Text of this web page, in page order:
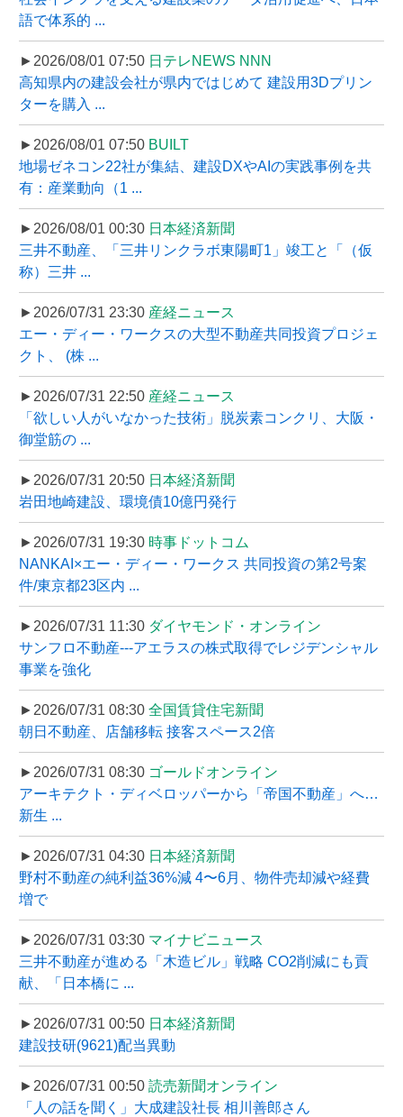
語で体系的 ...
►2026/08/01 07:50 日テレNEWS NNN
高知県内の建設会社が県内ではじめて 建設用3Dプリン
ターを購入 ...
►2026/08/01 07:50 BUILT
地場ゼネコン22社が集結、建設DXやAIの実践事例を共
有：産業動向（1 ...
►2026/08/01 00:30 日本経済新聞
三井不動産、「三井リンクラボ東陽町1」竣工と「（仮
称）三井 ...
►2026/07/31 23:30 産経ニュース
エー・ディー・ワークスの大型不動産共同投資プロジェ
クト、 (株 ...
►2026/07/31 22:50 産経ニュース
「欲しい人がいなかった技術」脱炭素コンクリ、大阪・
御堂筋の ...
►2026/07/31 20:50 日本経済新聞
岩田地崎建設、環境債10億円発行
►2026/07/31 19:30 時事ドットコム
NANKAI×エー・ディー・ワークス 共同投資の第2号案
件/東京都23区内 ...
►2026/07/31 11:30 ダイヤモンド・オンライン
サンフロ不動産---アエラスの株式取得でレジデンシャル
事業を強化
►2026/07/31 08:30 全国賃貸住宅新聞
朝日不動産、店舗移転 接客スペース2倍
►2026/07/31 08:30 ゴールドオンライン
アーキテクト・ディベロッパーから「帝国不動産」へ…
新生 ...
►2026/07/31 04:30 日本経済新聞
野村不動産の純利益36%減 4〜6月、物件売却減や経費
増で
►2026/07/31 03:30 マイナビニュース
三井不動産が進める「木造ビル」戦略 CO2削減にも貢
献、「日本橋に ...
►2026/07/31 00:50 日本経済新聞
建設技研(9621)配当異動
►2026/07/31 00:50 読売新聞オンライン
「人の話を聞く」大成建設社長 相川善郎さん